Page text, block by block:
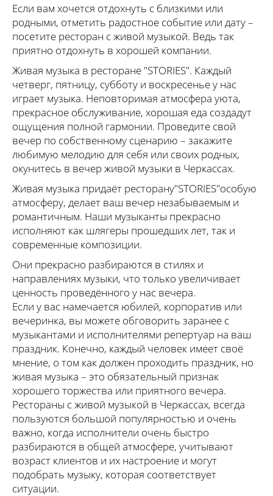
Если вам хочется отдохнуть с близкими или
родными, отметить радостное событие или дату –
посетите ресторан с живой музыкой. Ведь так
приятно отдохнуть в хорошей компании.
Живая музыка в ресторане "STORIES". Каждый
четверг, пятницу, субботу и воскресенье у нас
играет музыка. Неповторимая атмосфера уюта,
прекрасное обслуживание, хорошая еда создадут
ощущения полной гармонии. Проведите свой
вечер по собственному сценарию – закажите
любимую мелодию для себя или своих родных,
окунитесь в вечер живой музыки в Черкассах.
Живая музыка придаёт ресторану"STORIES"особую
атмосферу, делает ваш вечер незабываемым и
романтичным. Наши музыканты прекрасно
исполняют как шлягеры прошедших лет, так и
современные композиции.
Они прекрасно разбираются в стилях и
направлениях музыки, что только увеличивает
ценность проведённого у нас вечера.
Если у вас намечается юбилей, корпоратив или
вечеринка, вы можете обговорить заранее с
музыкантами и исполнителями репертуар на ваш
праздник. Конечно, каждый человек имеет своё
мнение, о том как должен проходить праздник, но
живая музыка – это обязательный признак
хорошего торжества или приятного вечера.
Рестораны с живой музыкой в Черкассах, всегда
пользуются большой популярностью и очень
важно, когда исполнители очень быстро
разбираются в общей атмосфере, учитывают
возраст клиентов и их настроение и могут
подобрать музыку, которая соответствует
ситуации.